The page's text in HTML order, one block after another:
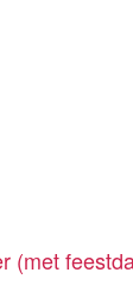
(met